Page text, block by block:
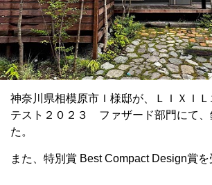
神奈川県相模原市Ｉ様邸が、ＬＩＸＩ
テスト２０２３ ファザード部門にて、
た。
また、特別賞 Best Compact Design賞を